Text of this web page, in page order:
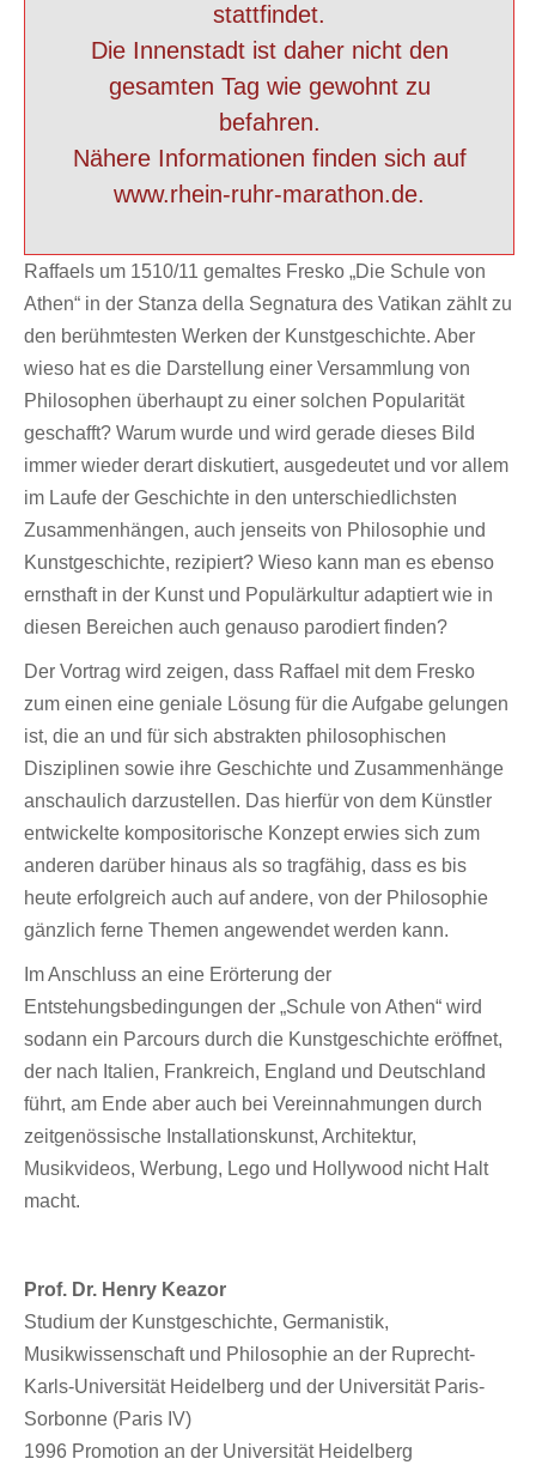
stattfindet.
Die Innenstadt ist daher nicht den
gesamten Tag wie gewohnt zu
befahren.
Nähere Informationen finden sich auf
www.rhein-ruhr-marathon.de.
Raffaels um 1510/11 gemaltes Fresko „Die Schule von
Athen“ in der Stanza della Segnatura des Vatikan zählt zu
den berühmtesten Werken der Kunstgeschichte. Aber
wieso hat es die Darstellung einer Versammlung von
Philosophen überhaupt zu einer solchen Popularität
geschafft? Warum wurde und wird gerade dieses Bild
immer wieder derart diskutiert, ausgedeutet und vor allem
im Laufe der Geschichte in den unterschiedlichsten
Zusammenhängen, auch jenseits von Philosophie und
Kunstgeschichte, rezipiert? Wieso kann man es ebenso
ernsthaft in der Kunst und Populärkultur adaptiert wie in
diesen Bereichen auch genauso parodiert finden?
Der Vortrag wird zeigen, dass Raffael mit dem Fresko
zum einen eine geniale Lösung für die Aufgabe gelungen
ist, die an und für sich abstrakten philosophischen
Disziplinen sowie ihre Geschichte und Zusammenhänge
anschaulich darzustellen. Das hierfür von dem Künstler
entwickelte kompositorische Konzept erwies sich zum
anderen darüber hinaus als so tragfähig, dass es bis
heute erfolgreich auch auf andere, von der Philosophie
gänzlich ferne Themen angewendet werden kann.
Im Anschluss an eine Erörterung der
Entstehungsbedingungen der „Schule von Athen“ wird
sodann ein Parcours durch die Kunstgeschichte eröffnet,
der nach Italien, Frankreich, England und Deutschland
führt, am Ende aber auch bei Vereinnahmungen durch
zeitgenössische Installationskunst, Architektur,
Musikvideos, Werbung, Lego und Hollywood nicht Halt
macht.
Prof. Dr. Henry Keazor
Studium der Kunstgeschichte, Germanistik,
Musikwissenschaft und Philosophie an der Ruprecht-
Karls-Universität Heidelberg und der Universität Paris-
Sorbonne (Paris IV)
1996 Promotion an der Universität Heidelberg